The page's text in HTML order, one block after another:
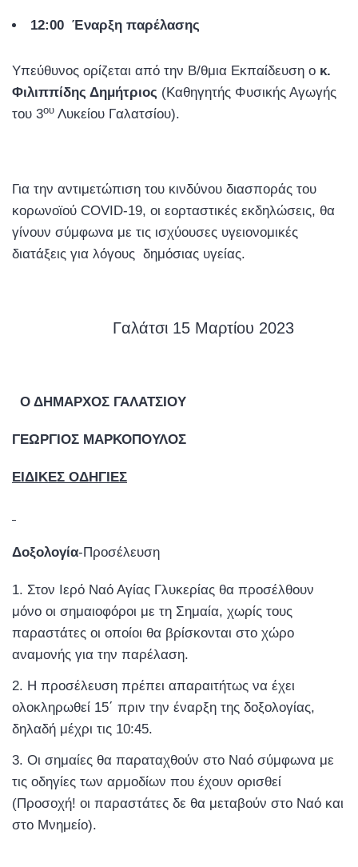
12:00 Έναρξη παρέλασης
Υπεύθυνος ορίζεται από την Β/θμια Εκπαίδευση ο κ.
Φιλιππίδης Δημήτριος (Καθηγητής Φυσικής Αγωγής
του 3ου Λυκείου Γαλατσίου).
Για την αντιμετώπιση του κινδύνου διασποράς του
κορωνοϊού COVID-19, οι εορταστικές εκδηλώσεις, θα
γίνουν σύμφωνα με τις ισχύουσες υγειονομικές
διατάξεις για λόγους δημόσιας υγείας.
Γαλάτσι 15 Μαρτίου 2023
Ο ΔΗΜΑΡΧΟΣ ΓΑΛΑΤΣΙΟΥ
ΓΕΩΡΓΙΟΣ ΜΑΡΚΟΠΟΥΛΟΣ
ΕΙΔΙΚΕΣ ΟΔΗΓΙΕΣ
Δοξολογία-Προσέλευση
Στον Ιερό Ναό Αγίας Γλυκερίας θα προσέλθουν
μόνο οι σημαιοφόροι με τη Σημαία, χωρίς τους
παραστάτες οι οποίοι θα βρίσκονται στο χώρο
αναμονής για την παρέλαση.
Η προσέλευση πρέπει απαραιτήτως να έχει
ολοκληρωθεί 15΄ πριν την έναρξη της δοξολογίας,
δηλαδή μέχρι τις 10:45.
Οι σημαίες θα παραταχθούν στο Ναό σύμφωνα με
τις οδηγίες των αρμοδίων που έχουν ορισθεί
(Προσοχή! οι παραστάτες δε θα μεταβούν στο Ναό και
στο Μνημείο).